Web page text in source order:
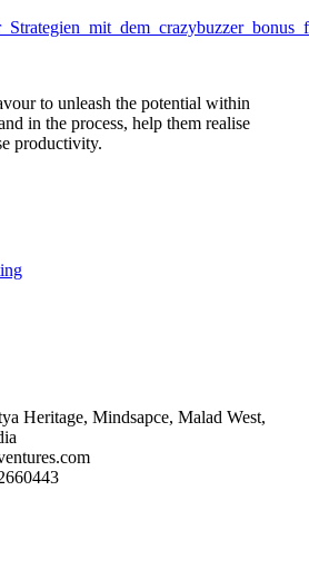
to unleash the potential within
in the process, help them realise
productivity.
Heritage, Mindsapce, Malad West,